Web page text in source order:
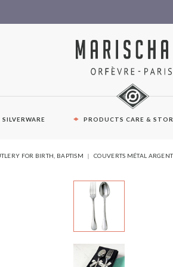
SILVERWARE PRODUCTS CARE &
YOU
FOR BIRTH, BAPTISM COUVERTS MÉTAL